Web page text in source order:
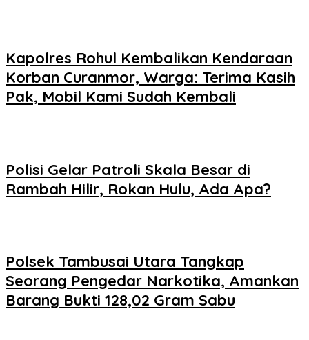
Kapolres Rohul Kembalikan Kendaraan
Korban Curanmor, Warga: Terima Kasih
Pak, Mobil Kami Sudah Kembali
Polisi Gelar Patroli Skala Besar di
Rambah Hilir, Rokan Hulu, Ada Apa?
Polsek Tambusai Utara Tangkap
Seorang Pengedar Narkotika, Amankan
Barang Bukti 128,02 Gram Sabu